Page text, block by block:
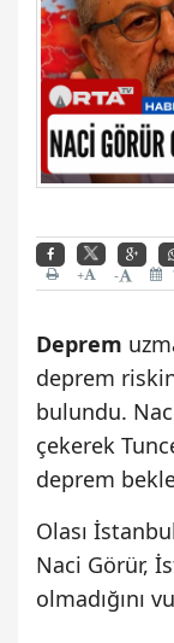
-
+
Deprem
deprem
bulundu.
çekerek
deprem
Olası
Naci Görür,
olmadığını